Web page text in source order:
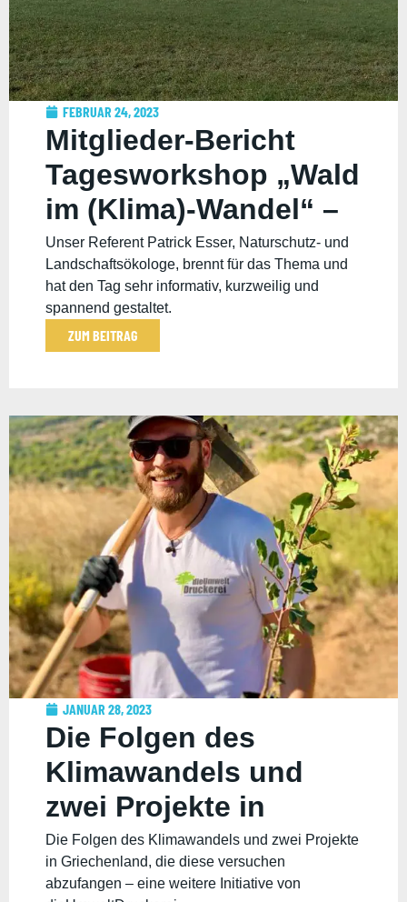
FEBRUAR 24, 2023
Mitglieder-Bericht
Tagesworkshop „Wald
im (Klima)-Wandel“ –
Wohllebens
Waldakademie
Unser Referent Patrick Esser, Naturschutz- und
Landschaftsökologe, brennt für das Thema und
hat den Tag sehr informativ, kurzweilig und
spannend gestaltet.
ZUM BEITRAG
JANUAR 28, 2023
Die Folgen des
Klimawandels und
zwei Projekte in
Griechenland, die
diese versuchen
Die Folgen des Klimawandels und zwei Projekte
in Griechenland, die diese versuchen
abzufangen – eine weitere Initiative von